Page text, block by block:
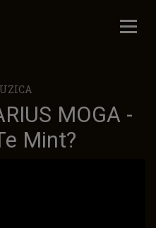
MOGA -
Mint?